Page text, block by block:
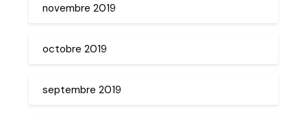
novembre 2019
octobre 2019
septembre 2019